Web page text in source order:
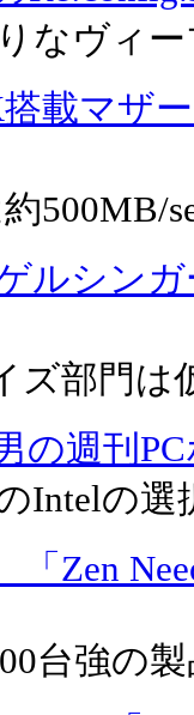
なヴィー
載マザ
500MB/
ルシン
ズ部門は
の週刊
Intelの選
「Zen
台強の